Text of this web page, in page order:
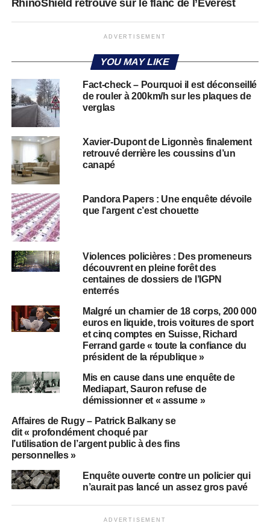
RhinoShield retrouvé sur le flanc de l’Everest
ADVERTISEMENT
YOU MAY LIKE
Fact-check – Pourquoi il est déconseillé
de rouler à 200km/h sur les plaques de
verglas
Xavier-Dupont de Ligonnès finalement
retrouvé derrière les coussins d’un
canapé
Pandora Papers : Une enquête dévoile
que l’argent c’est chouette
Violences policières : Des promeneurs
découvrent en pleine forêt des
centaines de dossiers de l’IGPN
enterrés
Malgré un charnier de 18 corps, 200 000
euros en liquide, trois voitures de sport
et cinq comptes en Suisse, Richard
Ferrand garde « toute la confiance du
président de la république »
Mis en cause dans une enquête de
Mediapart, Sauron refuse de
démissionner et « assume »
Affaires de Rugy – Patrick Balkany se
dit « profondément choqué par
l’utilisation de l’argent public à des fins
personnelles »
Enquête ouverte contre un policier qui
n’aurait pas lancé un assez gros pavé
ADVERTISEMENT